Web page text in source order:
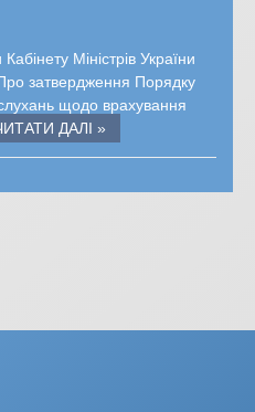
Міністрів України
затвердження Порядку
щодо врахування
ДАЛІ »